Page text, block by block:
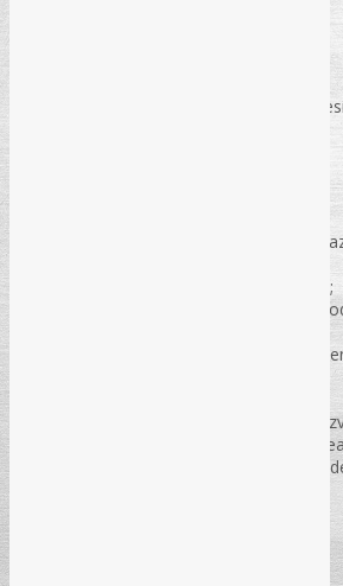
Primanja sportista amaterski i
Porezni tretman različitih oblika
Manjkovi, otpisi, prekomjerni kalo…;
Obračun doprinosa i poreza na
Porezni tretman angažmana
Porezni poticaj – ulaganje 50%
Ugošćavanja poslovnih partnera /
Prekršaj ili krivica (načelo “ne bi sin